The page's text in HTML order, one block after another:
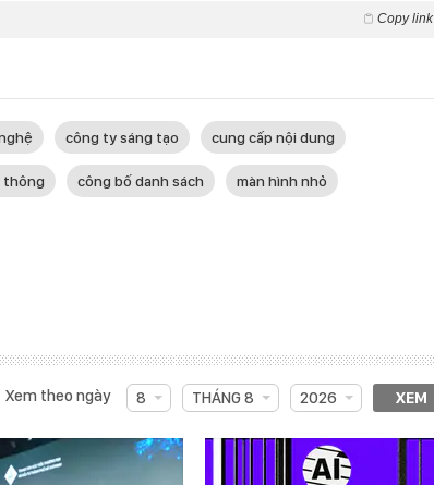
Copy link
công ty sáng tạo cung cấp nội dung
thông công bố danh sách màn hình nhỏ
Xem theo ngày 8 THÁNG 8 2026 XEM